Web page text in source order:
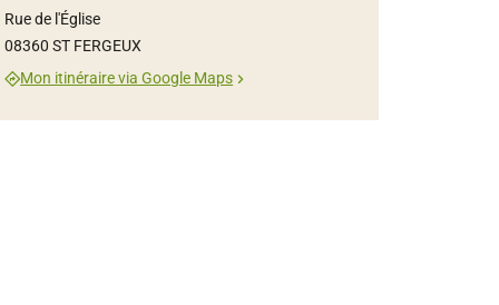
Rue de l'Église
08360 ST FERGEUX
Mon itinéraire via Google Maps